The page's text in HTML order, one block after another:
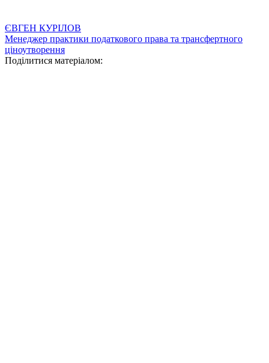
ЄВГЕН КУРІЛОВ
Менеджер практики податкового права та трансфертного
ціноутворення
Поділитися матеріалом: